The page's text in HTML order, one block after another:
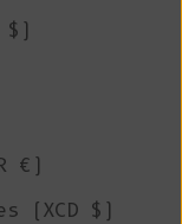
€)
(XCD $)